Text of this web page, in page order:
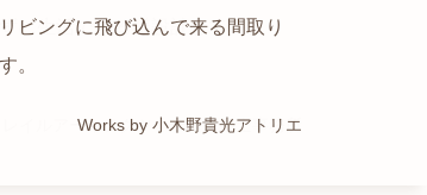
ビングに飛び込んで来る間取り
。
Works by 小木野貴光アトリエ
に生活できる様設計していま
レイルアーキテクツ 一級建築士事務所
ウスをイメージした空間が広が
です。
Works by ZAG空間設計舎
り工場が、その趣を残しつつ孫
と蘇りました。
Works by ZAG空間設計舎